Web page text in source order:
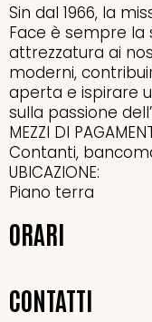
Sin dal 1966, la
Face è sempre la
attrezzatura ai
moderni,
aperta e ispirare
sulla passione
MEZZI DI
Contanti,
UBICAZIONE:
Piano terra
ORARI
CONTATTI